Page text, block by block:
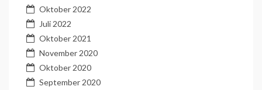
Oktober 2022
Juli 2022
Oktober 2021
November 2020
Oktober 2020
September 2020